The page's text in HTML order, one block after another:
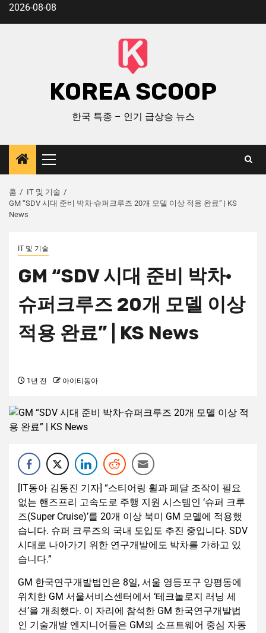
2026-08-08
KOREA SCOOP
한국 특종 – 인기 급상승 뉴스
홈
IT 및 기술
GM “SDV 시대 준비 박차·슈퍼크루즈 20개 모델 이상 적용 완료” | KS
News
IT 및 기술
GM “SDV 시대 준비 박차·
슈퍼크루즈 20개 모델 이상
적용 완료” | KS News
1년 전 아이티동아
[IT동아 김동진 기자] “스티어링 휠과 페달 조작이 필요
없는 핸즈프리 고속도로 주행 지원 시스템인 ‘슈퍼 크루
즈(Super Cruise)’를 20개 이상 북미 GM 모델에 적용했
습니다. 슈퍼 크루즈의 국내 도입도 추진 중입니다. SDV
시대로 나아가기 위한 연구개발에도 박차를 가하고 있
습니다.”
GM 한국연구개발법인은 8일, 서울 영등포구 양평동에
위치한 GM 서울서비스센터에서 ‘테크놀로지 러닝 세
션’을 개최했다. 이 자리에 참석한 GM 한국연구개발법
인 기술개발 엔지니어들은 GM의 소프트웨어 중심 자동